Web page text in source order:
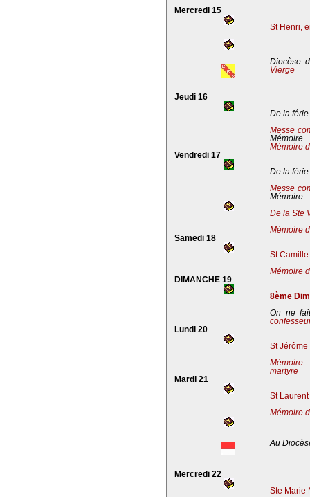
Mercredi 15
St Henri,
Diocèse
Vierge
Jeudi 16
De la férie
Messe
Mémoire
Mémoire
Vendredi 17
De la férie
Messe
Mémoire
De la Ste
Mémoire
Samedi 18
St
Mémoire
DIMANCHE 19
8ème
On ne
Lundi 20
St
Mémoire
martyre
Mardi 21
St
Mémoire
Au
Mercredi 22
Ste Marie